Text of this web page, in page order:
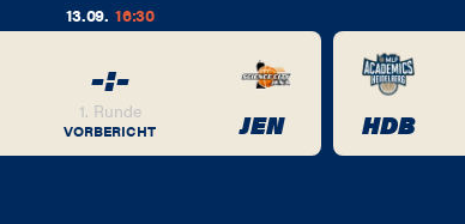
13.09. 16:30
-:-
1. Runde
VORBERICHT JEN HDB